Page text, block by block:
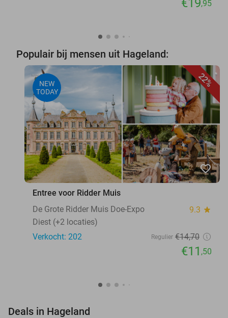
€19,95
Populair bij mensen uit Hageland:
22%
NEW
TODAY
favorite_border
Entree voor Ridder Muis
De Grote Ridder Muis Doe-Expo
9.3 star
Diest (+2 locaties)
Verkocht: 202
Regulier €14,70
€11 ,50
Deals in Hageland